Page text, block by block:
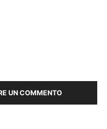
UN COMMENTO